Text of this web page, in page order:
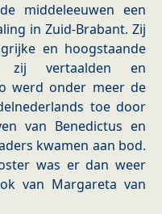
middeleeuwen een
in Zuid-Brabant. Zij
en hoogstaande
zij vertaalden en
werd onder meer de
toe door
van Benedictus en
kwamen aan bod.
was er dan weer
van Margareta van